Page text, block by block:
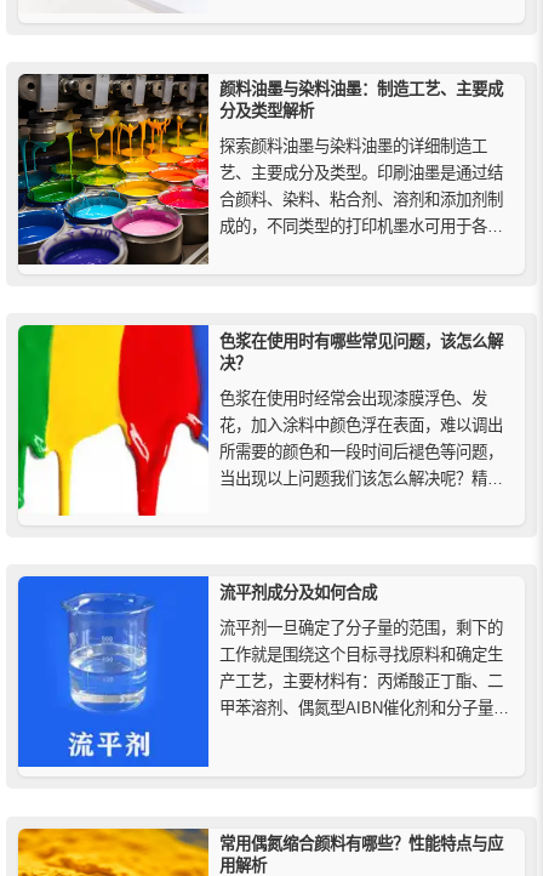
颜料油墨与染料油墨：制造工艺、主要成
分及类型解析
探索颜料油墨与染料油墨的详细制造工
艺、主要成分及类型。印刷油墨是通过结
合颜料、染料、粘合剂、溶剂和添加剂制
成的，不同类型的打印机墨水可用于各种
高的耐水性和耐光性（在光线照射下抗褪
色浆在使用时有哪些常见问题，该怎么解
决？
色浆在使用时经常会出现漆膜浮色、发
花，加入涂料中颜色浮在表面，难以调出
所需要的颜色和一段时间后褪色等问题，
当出现以上问题我们该怎么解决呢？精颜
的解决办法。
流平剂成分及如何合成
流平剂一旦确定了分子量的范围，剩下的
工作就是围绕这个目标寻找原料和确定生
产工艺，主要材料有：丙烯酸正丁酯、二
甲苯溶剂、偶氮型AIBN催化剂和分子量调
常用偶氮缩合颜料有哪些？性能特点与应
用解析